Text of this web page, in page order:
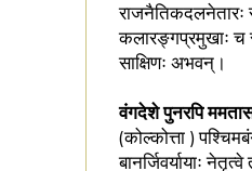
राजनैतिकदलनेतारः
कलारङ्गप्रमुखाः च
साक्षिणः अभवन्।
वंगदेशे पुनरपि
(कोल्कोत्ता )
बानर्जिवर्यायाः